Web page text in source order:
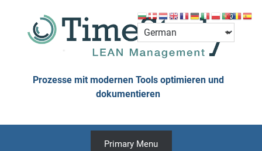
content
Prozesse mit modernen Tools optimieren und
dokumentieren
Primary Menu